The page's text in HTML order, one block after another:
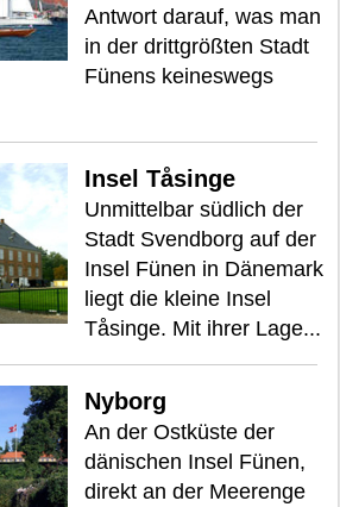
Antwort darauf, was man
in der drittgrößten Stadt
Fünens keineswegs
Insel Tåsinge
Unmittelbar südlich der
Stadt Svendborg auf der
Insel Fünen in Dänemark
liegt die kleine Insel
Tåsinge. Mit ihrer Lage...
Nyborg
An der Ostküste der
dänischen Insel Fünen,
direkt an der Meerenge